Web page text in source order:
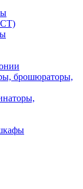
брошюраторы,